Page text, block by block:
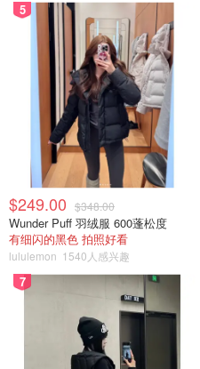
5
$249.00 $348.00
Wunder Puff 羽绒服 600蓬松度
有细闪的黑色 拍照好看
lululemon 1540人感兴趣
7